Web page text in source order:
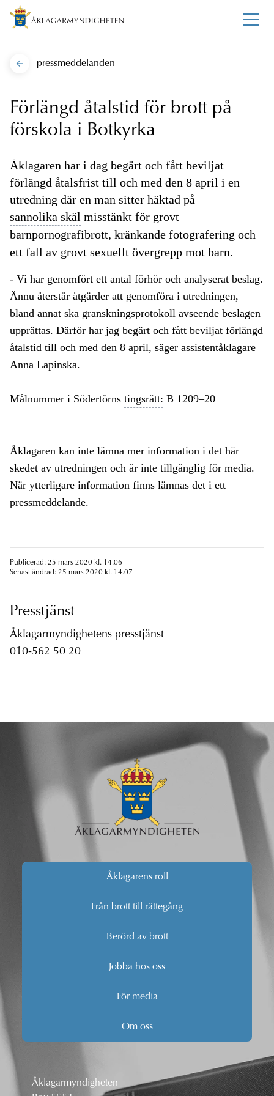
pressmeddelanden
Förlängd åtalstid för brott på
förskola i Botkyrka
Åklagaren har i dag begärt och fått beviljat
förlängd åtalsfrist till och med den 8 april i en
utredning där en man sitter häktad på
sannolika skäl misstänkt för grovt
barnpornografibrott, kränkande fotografering och
ett fall av grovt sexuellt övergrepp mot barn.
- Vi har genomfört ett antal förhör och analyserat beslag.
Ännu återstår åtgärder att genomföra i utredningen,
bland annat ska granskningsprotokoll avseende beslagen
upprättas. Därför har jag begärt och fått beviljat förlängd
åtalstid till och med den 8 april, säger assistentåklagare
Anna Lapinska.
Målnummer i Södertörns tingsrätt: B 1209–20
Åklagaren kan inte lämna mer information i det här
skedet av utredningen och är inte tillgänglig för media.
När ytterligare information finns lämnas det i ett
pressmeddelande.
Publicerad: 25 mars 2020 kl. 14.06
Senast ändrad: 25 mars 2020 kl. 14.07
Presstjänst
Åklagarmyndighetens presstjänst
010-562 50 20
Åklagarens roll
Från brott till rättegång
Berörd av brott
Jobba hos oss
För media
Om oss
Åklagarmyndigheten